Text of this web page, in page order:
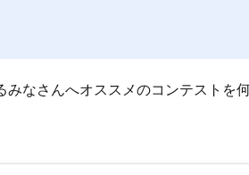
なさんへオススメのコンテストを